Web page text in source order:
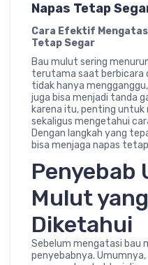
Napas Tetap
Cara Efektif
Tetap Segar
Bau mulut sering
terutama saat berbicara
tidak hanya
juga bisa menjadi tanda
karena itu, penting
sekaligus mengetahui
Dengan langkah yang
bisa menjaga napas
Penyebab
Mulut
Diketahui
Sebelum mengatasi bau
penyebabnya.